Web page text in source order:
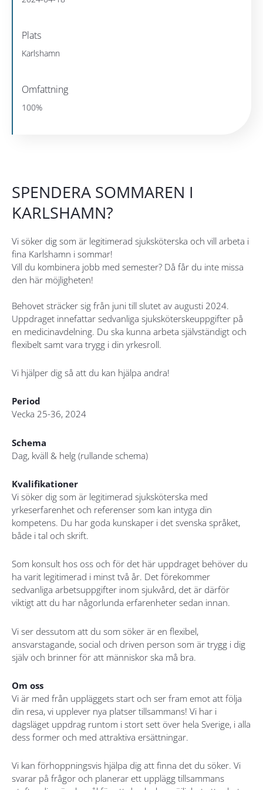
Plats
Karlshamn
Omfattning
100%
SPENDERA SOMMAREN I
KARLSHAMN?
Vi söker dig som är legitimerad sjuksköterska och vill arbeta i
fina Karlshamn i sommar!
Vill du kombinera jobb med semester? Då får du inte missa
den här möjligheten!
Behovet sträcker sig från juni till slutet av augusti 2024.
Uppdraget innefattar sedvanliga sjuksköterskeuppgifter på
en medicinavdelning. Du ska kunna arbeta självständigt och
flexibelt samt vara trygg i din yrkesroll.
Vi hjälper dig så att du kan hjälpa andra!
Period
Vecka 25-36, 2024
Schema
Dag, kväll & helg (rullande schema)
Kvalifikationer
Vi söker dig som är legitimerad sjuksköterska med
yrkeserfarenhet och referenser som kan intyga din
kompetens. Du har goda kunskaper i det svenska språket,
både i tal och skrift.
Som konsult hos oss och för det här uppdraget behöver du
ha varit legitimerad i minst två år. Det förekommer
sedvanliga arbetsuppgifter inom sjukvård, det är därför
viktigt att du har någorlunda erfarenheter sedan innan.
Vi ser dessutom att du som söker är en flexibel,
ansvarstagande, social och driven person som är trygg i dig
själv och brinner för att människor ska må bra.
Om oss
Vi är med från uppläggets start och ser fram emot att följa
din resa, vi upplever nya platser tillsammans! Vi har i
dagsläget uppdrag runtom i stort sett över hela Sverige, i alla
dess former och med attraktiva ersättningar.
Vi kan förhoppningsvis hjälpa dig att finna det du söker. Vi
svarar på frågor och planerar ett upplägg tillsammans